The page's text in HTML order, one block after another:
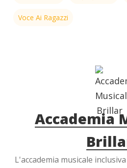
Voce Ai Ragazzi
Accademia
L'accademia musicale